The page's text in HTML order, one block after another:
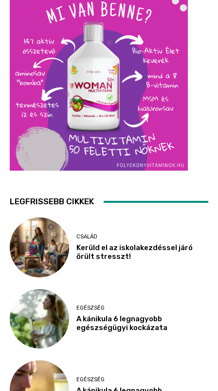
LEGFRISSEBB CIKKEK
CSALÁD
Kerüld el az iskolakezdéssel járó
őrült stresszt!
EGÉSZSÉG
A kánikula 6 legnagyobb
egészségügyi kockázata
EGÉSZSÉG